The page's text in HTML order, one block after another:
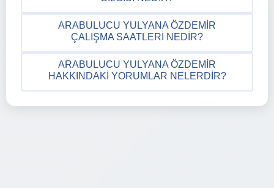
ARABULUCU YULYANA ÖZDEMIR
ÇALIŞMA SAATLERI NEDIR?
ARABULUCU YULYANA ÖZDEMIR
HAKKINDAKI YORUMLAR NELERDIR?